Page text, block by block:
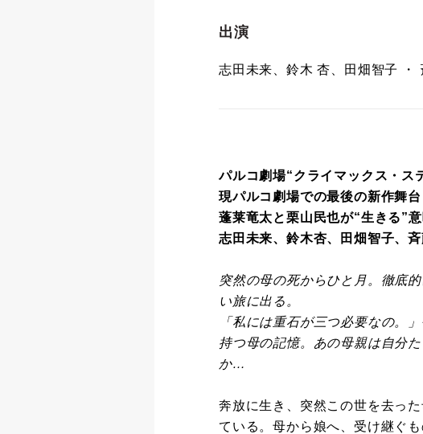
出演
志田未来、鈴木 杏、田畑智子 ・
パルコ劇場“クライマックス・ス
現パルコ劇場での最後の新作舞台
蓬莱竜太と栗山民也が“生きる”意
志田未来、鈴木杏、田畑智子、
突然の母の死からひと月。徹底
い旅に出る。
「私には重石が三つ必要なの。
持つ母の記憶。あの母親は自分
か…
奔放に生き、突然この世を去っ
ている。母から娘へ、受け継ぐ